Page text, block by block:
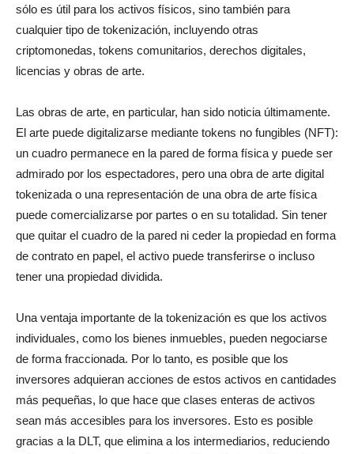
sólo es útil para los activos físicos, sino también para
cualquier tipo de tokenización, incluyendo otras
criptomonedas, tokens comunitarios, derechos digitales,
licencias y obras de arte.
Las obras de arte, en particular, han sido noticia últimamente.
El arte puede digitalizarse mediante tokens no fungibles (NFT):
un cuadro permanece en la pared de forma física y puede ser
admirado por los espectadores, pero una obra de arte digital
tokenizada o una representación de una obra de arte física
puede comercializarse por partes o en su totalidad. Sin tener
que quitar el cuadro de la pared ni ceder la propiedad en forma
de contrato en papel, el activo puede transferirse o incluso
tener una propiedad dividida.
Una ventaja importante de la tokenización es que los activos
individuales, como los bienes inmuebles, pueden negociarse
de forma fraccionada. Por lo tanto, es posible que los
inversores adquieran acciones de estos activos en cantidades
más pequeñas, lo que hace que clases enteras de activos
sean más accesibles para los inversores. Esto es posible
gracias a la DLT, que elimina a los intermediarios, reduciendo